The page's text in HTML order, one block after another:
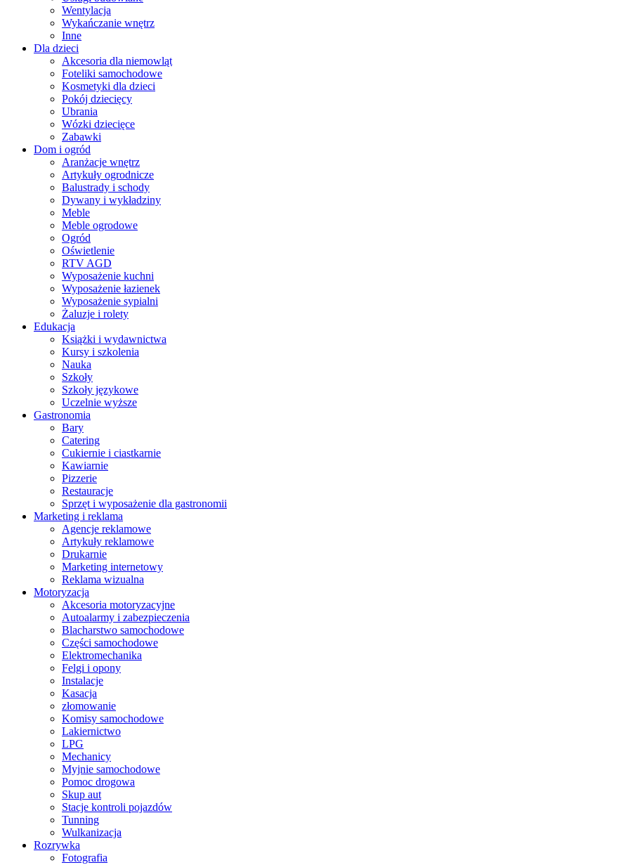
Wentylacja
Wykańczanie wnętrz
Inne
Dla dzieci
Akcesoria dla niemowląt
Foteliki samochodowe
Kosmetyki dla dzieci
Pokój dziecięcy
Ubrania
Wózki dziecięce
Zabawki
Dom i ogród
Aranżacje wnętrz
Artykuły ogrodnicze
Balustrady i schody
Dywany i wykładziny
Meble
Meble ogrodowe
Ogród
Oświetlenie
RTV AGD
Wyposażenie kuchni
Wyposażenie łazienek
Wyposażenie sypialni
Żaluzje i rolety
Edukacja
Książki i wydawnictwa
Kursy i szkolenia
Nauka
Szkoły
Szkoły językowe
Uczelnie wyższe
Gastronomia
Bary
Catering
Cukiernie i ciastkarnie
Kawiarnie
Pizzerie
Restauracje
Sprzęt i wyposażenie dla gastronomii
Marketing i reklama
Agencje reklamowe
Artykuły reklamowe
Drukarnie
Marketing internetowy
Reklama wizualna
Motoryzacja
Akcesoria motoryzacyjne
Autoalarmy i zabezpieczenia
Blacharstwo samochodowe
Części samochodowe
Elektromechanika
Felgi i opony
Instalacje
Kasacja
złomowanie
Komisy samochodowe
Lakiernictwo
LPG
Mechanicy
Myjnie samochodowe
Pomoc drogowa
Skup aut
Stacje kontroli pojazdów
Tunning
Wulkanizacja
Rozrywka
Fotografia